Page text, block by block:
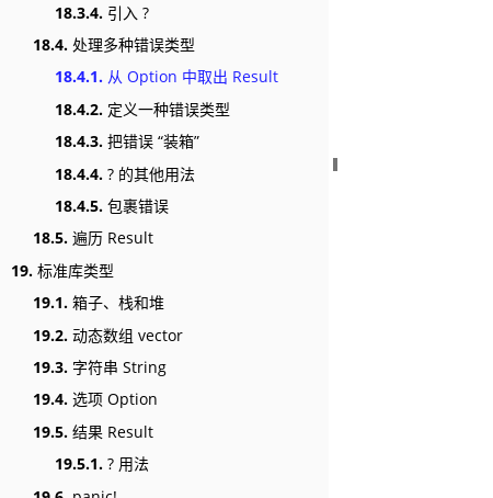
18.3.4. 引入 ?
18.4. 处理多种错误类型
18.4.1. 从 Option 中取出 Result
18.4.2. 定义一种错误类型
18.4.3. 把错误 “装箱”
18.4.4. ? 的其他用法
18.4.5. 包裹错误
18.5. 遍历 Result
19. 标准库类型
19.1. 箱子、栈和堆
19.2. 动态数组 vector
19.3. 字符串 String
19.4. 选项 Option
19.5. 结果 Result
19.5.1. ? 用法